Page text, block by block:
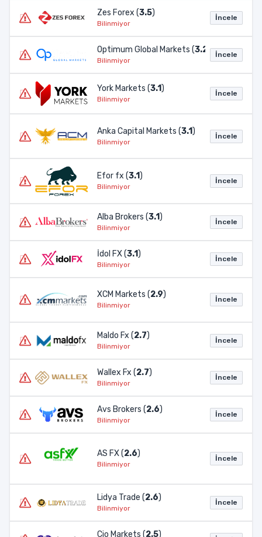
Zes Forex (3.5)
Bilinmiyor
İncele
Optimum Global Markets (3.2 )
Bilinmiyor
İncele
York Markets (3.1)
Bilinmiyor
İncele
Anka Capital Markets (3.1)
Bilinmiyor
İncele
Efor fx (3.1)
Bilinmiyor
İncele
Alba Brokers (3.1)
Bilinmiyor
İncele
İdol FX (3.1)
Bilinmiyor
İncele
XCM Markets (2.9)
Bilinmiyor
İncele
Maldo Fx (2.7)
Bilinmiyor
İncele
Wallex Fx (2.7)
Bilinmiyor
İncele
Avs Brokers (2.6)
Bilinmiyor
İncele
AS FX (2.6)
Bilinmiyor
İncele
Lidya Trade (2.6)
Bilinmiyor
İncele
Cio Markets (2.5)